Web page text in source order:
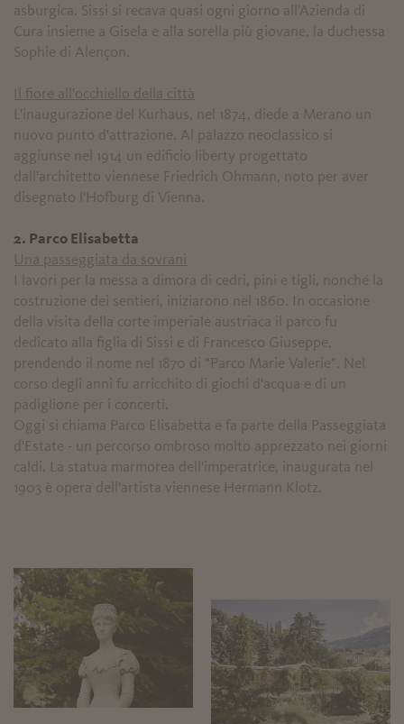
asburgica. Sissi si recava quasi ogni giorno all'Azienda di
Cura insieme a Gisela e alla sorella più giovane, la duchessa
Sophie di Alençon.
Il fiore all'occhiello della città
L'inaugurazione del Kurhaus, nel 1874, diede a Merano un
nuovo punto d'attrazione. Al palazzo neoclassico si
aggiunse nel 1914 un edificio liberty progettato
dall'architetto viennese Friedrich Ohmann, noto per aver
disegnato l'Hofburg di Vienna.
2. Parco Elisabetta
Una passeggiata da sovrani
I lavori per la messa a dimora di cedri, pini e tigli, nonché la
costruzione dei sentieri, iniziarono nel 1860. In occasione
della visita della corte imperiale austriaca il parco fu
dedicato alla figlia di Sissi e di Francesco Giuseppe,
prendendo il nome nel 1870 di "Parco Marie Valerie". Nel
corso degli anni fu arricchito di giochi d'acqua e di un
padiglione per i concerti.
Oggi si chiama Parco Elisabetta e fa parte della Passeggiata
d'Estate - un percorso ombroso molto apprezzato nei giorni
caldi. La statua marmorea dell'imperatrice, inaugurata nel
1903 è opera dell'artista viennese Hermann Klotz.